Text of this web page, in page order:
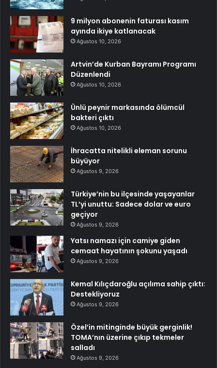
9 milyon abonenin faturası kasım
ayında ikiye katlanacak
Ağustos 10, 2026
Artvin’de Kurban Bayramı Programı
Düzenlendi
Ağustos 10, 2026
Ünlü peynir markasında ölümcül
bakteri çıktı
Ağustos 10, 2026
İhracatta nitelikli eleman sorunu
büyüyor
Ağustos 9, 2026
Türkiye’nin bu ilçesinde yaşayanlar
TL’yi unuttu: Sadece dolar ve euro
geçiyor
Ağustos 9, 2026
Yatsı namazı için camiye giden
cemaat hayatının şokunu yaşadı
Ağustos 9, 2026
Kemal Kılıçdaroğlu açılıma sahip çıktı:
Destekliyoruz
Ağustos 9, 2026
Özel’in mitinginde büyük gerginlik!
TOMA’nın üzerine çıkıp tekmeler
salladı
Ağustos 9, 2026